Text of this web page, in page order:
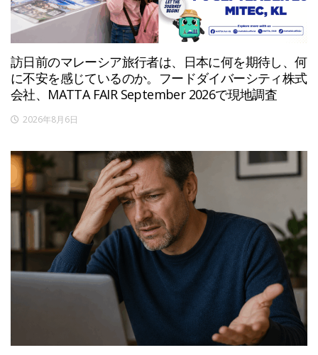
訪日前のマレーシア旅行者は、日本に何を期待し、何
に不安を感じているのか。フードダイバーシティ株式
会社、MATTA FAIR September 2026で現地調査
2026年8月6日